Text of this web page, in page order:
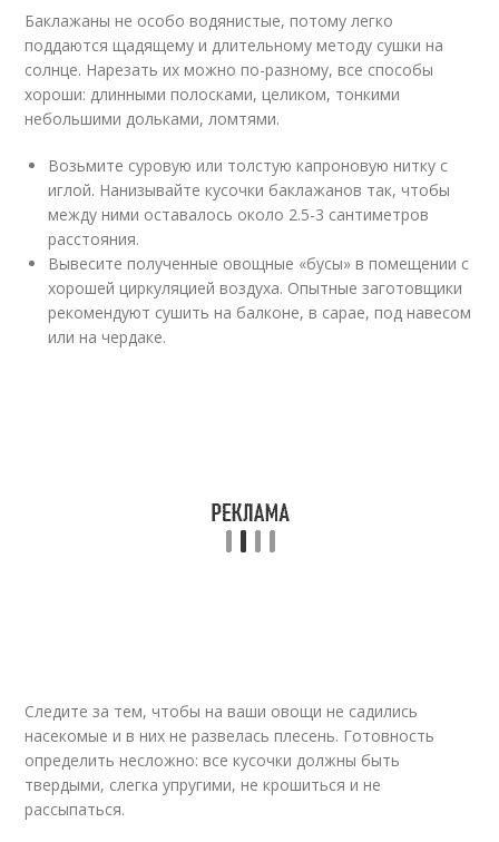
Баклажаны не особо водянистые, потому легко
поддаются щадящему и длительному методу сушки на
солнце. Нарезать их можно по-разному, все способы
хороши: длинными полосками, целиком, тонкими
небольшими дольками, ломтями.
Возьмите суровую или толстую капроновую нитку с
иглой. Нанизывайте кусочки баклажанов так, чтобы
между ними оставалось около 2.5-3 сантиметров
расстояния.
Вывесите полученные овощные «бусы» в помещении с
хорошей циркуляцией воздуха. Опытные заготовщики
рекомендуют сушить на балконе, в сарае, под навесом
или на чердаке.
Следите за тем, чтобы на ваши овощи не садились
насекомые и в них не развелась плесень. Готовность
определить несложно: все кусочки должны быть
твердыми, слегка упругими, не крошиться и не
рассыпаться.